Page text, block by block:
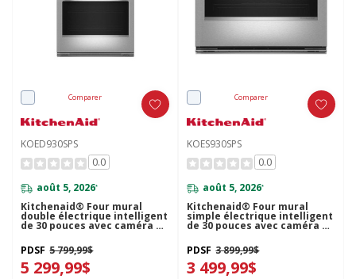
Comparer
KOED930SPS
0.0
août 5, 2026*
Kitchenaid® Four mural
double électrique intelligent
de 30 pouces avec caméra de
cuisson intelligente - Fini
PrintShield™ KOED930SPS
PDSF 5 799,99$
5 299,99$
Comparer
KOES930SPS
0.0
août 5, 2026*
Kitchenaid® Four mural
simple électrique intelligent
de 30 pouces avec caméra de
cuisson intelligente - Fini
PrintShield™ KOES930SPS
PDSF 3 899,99$
3 499,99$